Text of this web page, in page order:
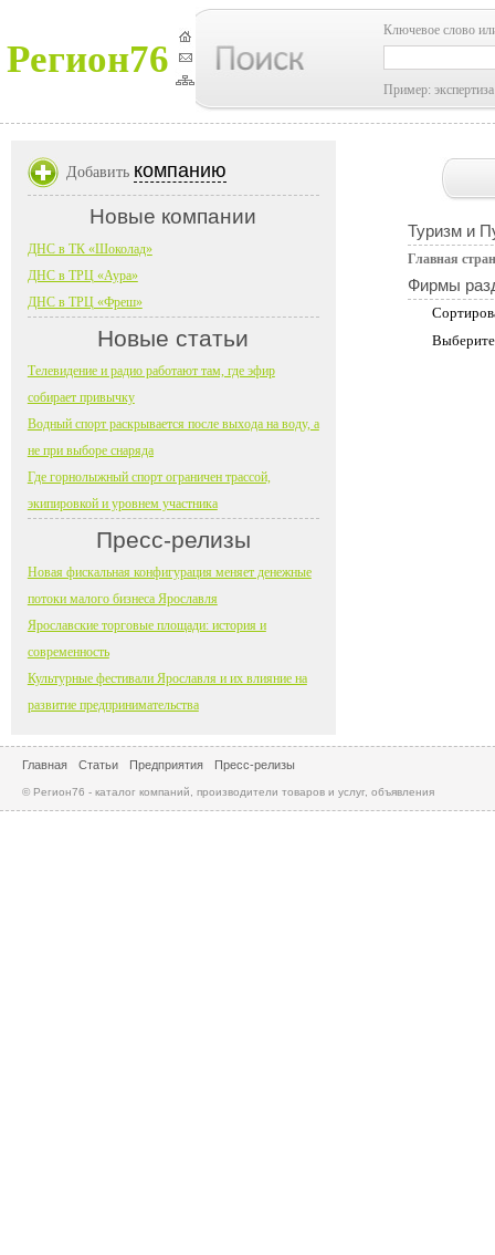
Регион76
Ключевое слово
Пример:
Туризм и
Главная
Фирмы
Добавить компанию
Новые компании
ДНС в ТК «Шоколад»
ДНС в ТРЦ «Аура»
ДНС в ТРЦ «Фреш»
Новые статьи
Телевидение и радио работают там, где эфир
собирает привычку
Водный спорт раскрывается после выхода на воду, а
не при выборе снаряда
Где горнолыжный спорт ограничен трассой,
экипировкой и уровнем участника
Пресс-релизы
Новая фискальная конфигурация меняет денежные
потоки малого бизнеса Ярославля
Ярославские торговые площади: история и
современность
Культурные фестивали Ярославля и их влияние на
развитие предпринимательства
Главная Статьи Предприятия Пресс-релизы
© Регион76 - каталог компаний, производители товаров и услуг, объявления